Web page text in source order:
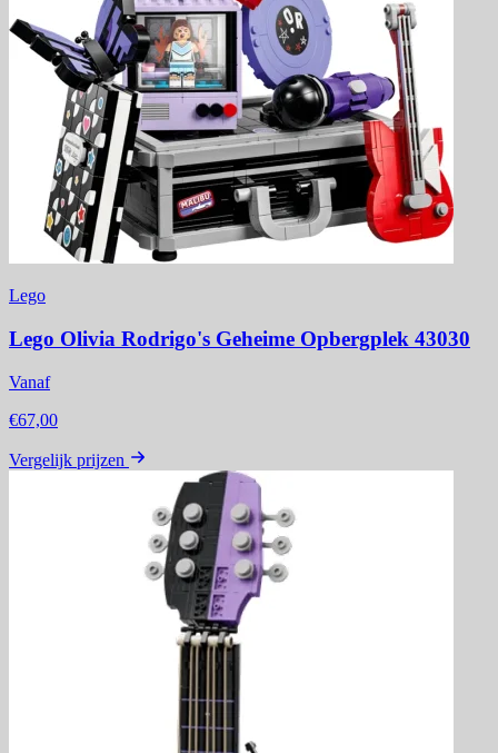
Lego
Lego Olivia Rodrigo's Geheime Opbergplek 43030
Vanaf
€67,00
Vergelijk prijzen